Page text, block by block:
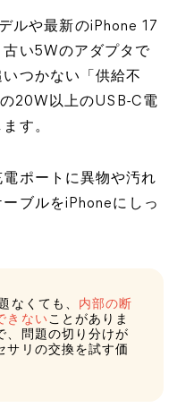
ルや最新のiPhone 17
い5Wのアダプタで
つかない「供給不
20W以上のUSB-C電
す。
ポートに異物や汚れ
ブルをiPhoneにしっ
なくても、 内部の断
きないことがありま
、問題の切り分けが
サリの交換を試す価